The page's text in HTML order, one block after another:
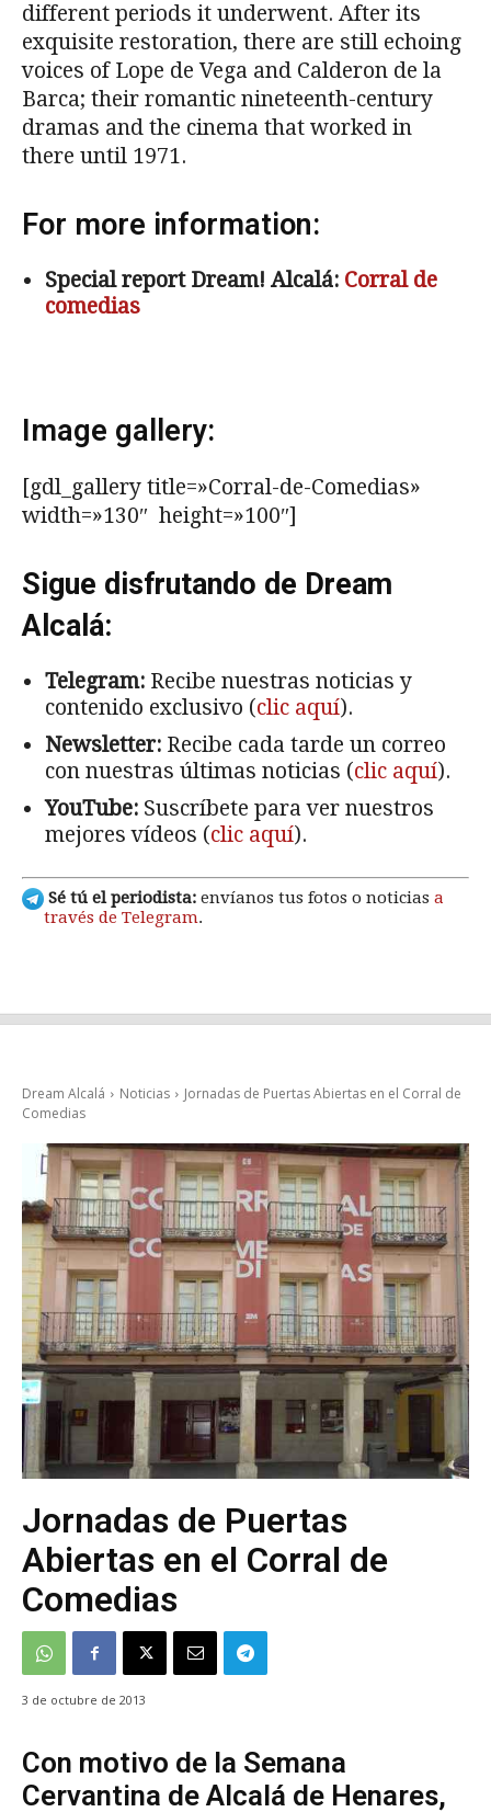
different periods it underwent. After its
exquisite restoration, there are still echoing
voices of Lope de Vega and Calderon de la
Barca; their romantic nineteenth-century
dramas and the cinema that worked in
there until 1971.
For more information:
Special report Dream! Alcalá: Corral de
comedias
Image gallery:
[gdl_gallery title=»Corral-de-Comedias»
width=»130″ height=»100″]
Sigue disfrutando de Dream
Alcalá:
Telegram: Recibe nuestras noticias y
contenido exclusivo (clic aquí).
Newsletter: Recibe cada tarde un correo
con nuestras últimas noticias (clic aquí).
YouTube: Suscríbete para ver nuestros
mejores vídeos (clic aquí).
Sé tú el periodista: envíanos tus fotos o noticias a
través de Telegram.